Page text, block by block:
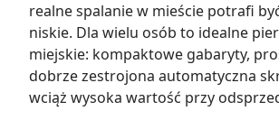
realne spalanie w mieście potrafi
niskie. Dla wielu osób to idealne
miejskie: kompaktowe gabaryty,
dobrze zestrojona automatyczna
wciąż wysoka wartość przy